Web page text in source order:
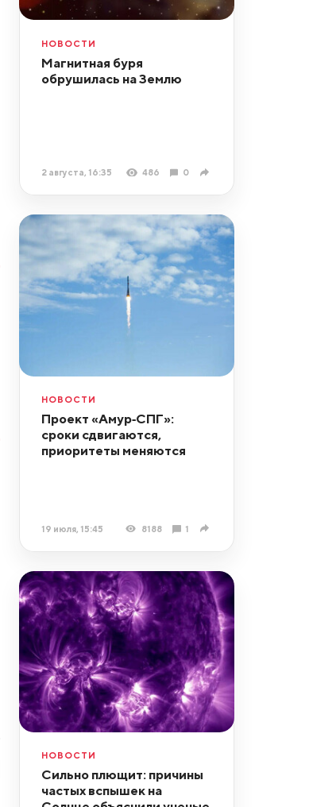
НОВОСТИ
Магнитная буря
обрушилась на Землю
2 августа, 16:35 486 0
НОВОСТИ
Проект «Амур‑СПГ»:
сроки сдвигаются,
приоритеты меняются
19 июля, 15:45 8188 1
НОВОСТИ
Сильно плющит: причины
частых вспышек на